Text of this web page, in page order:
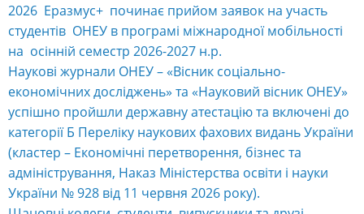
2026 Еразмус+ починає прийом заявок на участь
студентів ОНЕУ в програмі міжнародної мобільності
на осінній семестр 2026-2027 н.р.
Наукові журнали ОНЕУ – «Вісник соціально-
економічних досліджень» та «Науковий вісник ОНЕУ»
успішно пройшли державну атестацію та включені до
категорії Б Переліку наукових фахових видань України
(кластер – Економічні перетворення, бізнес та
адміністрування, Наказ Міністерства освіти і науки
України № 928 від 11 червня 2026 року).